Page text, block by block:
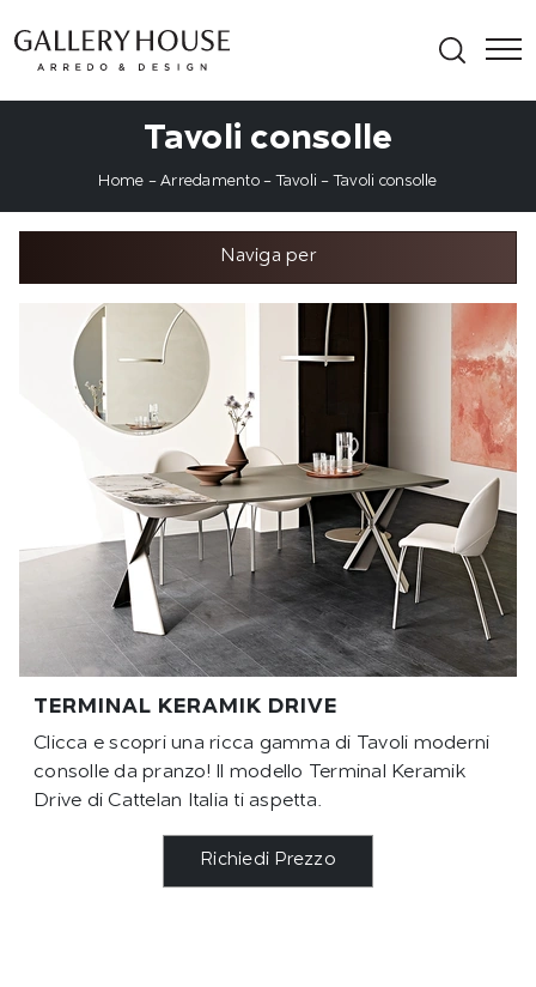
Tavoli consolle
Home -Arredamento-Tavoli -Tavoli consolle
Naviga per
TERMINAL KERAMIK DRIVE
Clicca e scopri una ricca gamma di Tavoli moderni
consolle da pranzo! Il modello Terminal Keramik
Drive di Cattelan Italia ti aspetta.
Richiedi Prezzo